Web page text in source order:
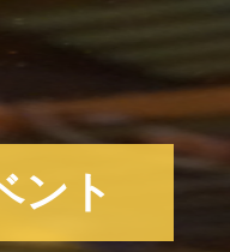
ント